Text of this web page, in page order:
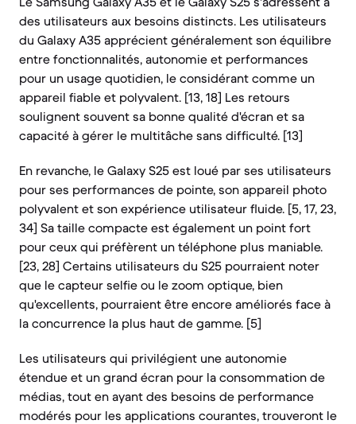
des utilisateurs aux besoins distincts. Les utilisateurs
du Galaxy A35 apprécient généralement son équilibre
entre fonctionnalités, autonomie et performances
pour un usage quotidien, le considérant comme un
appareil fiable et polyvalent. [13, 18] Les retours
soulignent souvent sa bonne qualité d'écran et sa
capacité à gérer le multitâche sans difficulté. [13]
En revanche, le Galaxy S25 est loué par ses utilisateurs
pour ses performances de pointe, son appareil photo
polyvalent et son expérience utilisateur fluide. [5, 17, 23,
34] Sa taille compacte est également un point fort
pour ceux qui préfèrent un téléphone plus maniable.
[23, 28] Certains utilisateurs du S25 pourraient noter
que le capteur selfie ou le zoom optique, bien
qu'excellents, pourraient être encore améliorés face à
la concurrence la plus haut de gamme. [5]
Les utilisateurs qui privilégient une autonomie
étendue et un grand écran pour la consommation de
médias, tout en ayant des besoins de performance
modérés pour les applications courantes, trouveront le